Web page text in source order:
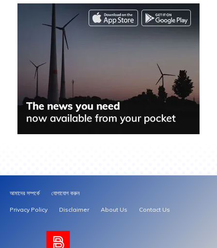
আমাদের সম্পর্কে যোগাযোগ করুন
Privacy Policy Disclaimer About Us Contact Us